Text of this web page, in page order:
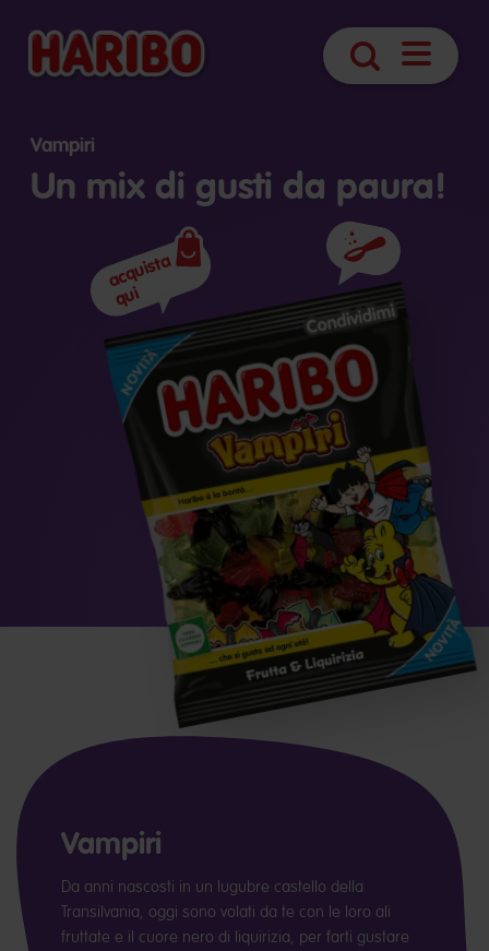
Ricerca Apri
Vampiri
Un mix di gusti da paura!
Ingredienti
acquista
qui
Vampiri
Da anni nascosti in un lugubre castello della
Transilvania, oggi sono volati da te con le loro ali
fruttate e il cuore nero di liquirizia, per farti gustare